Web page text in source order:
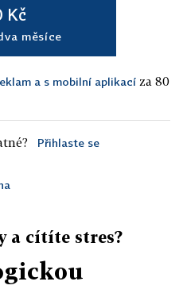
Kč
měsíce
a s mobilní aplikací za 80
Přihlaste se
a cítíte stres?